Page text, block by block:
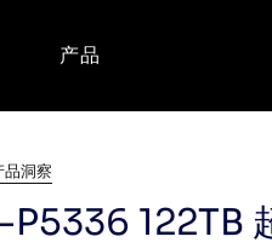
产品
品洞察
122TB